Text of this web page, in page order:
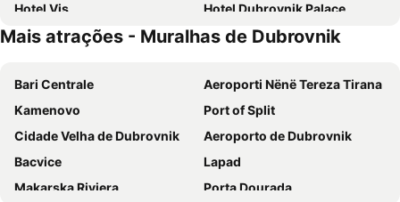
Hotel Vis
Hotel Dubrovnik Palace
Maistra Select Astarea Hotel
Hotel Royal Neptun
Hotel Ivka
Grand Hotel Park
Hotel Dubrovnik
Royal Ariston Hotel
Sheraton Dubrovnik Riviera Hotel
Hotel Splendid
Hotel Komodor
Valamar Argosy Hotel
TUI BLUE Kalamota Island
Valamar Tirena Hotel
Mais atrações - Muralhas de Dubrovnik
Bari Centrale
Aeroporti Nënë Tereza Tirana
Kamenovo
Port of Split
Cidade Velha de Dubrovnik
Aeroporto de Dubrovnik
Bacvice
Lapad
Makarska Riviera
Porta Dourada